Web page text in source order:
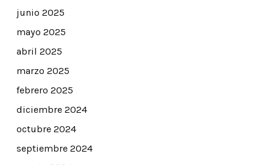
junio 2025
mayo 2025
abril 2025
marzo 2025
febrero 2025
diciembre 2024
octubre 2024
septiembre 2024